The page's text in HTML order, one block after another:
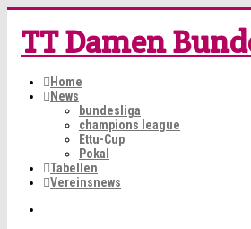
TT Damen
Home
News
bundesliga
champions league
Ettu-Cup
Pokal
Tabellen
Vereinsnews